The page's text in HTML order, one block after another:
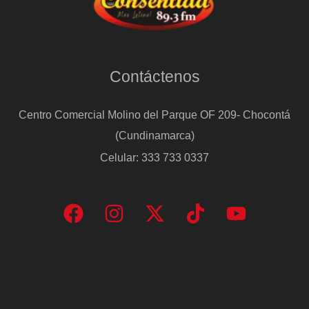
Contáctenos
Centro Comercial Molino del Parque OF 209- Chocontá
(Cundinamarca)
Celular: 333 733 0337